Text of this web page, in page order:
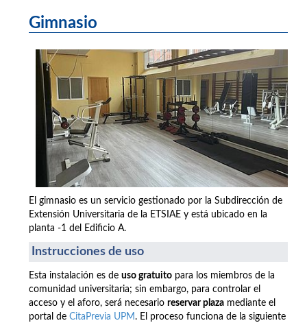
Gimnasio
El gimnasio es un servicio gestionado por la Subdirección de
Extensión Universitaria de la ETSIAE y está ubicado en la
planta -1 del Edificio A.
Instrucciones de uso
Esta instalación es de uso gratuito para los miembros de la
comunidad universitaria; sin embargo, para controlar el
acceso y el aforo, será necesario reservar plaza mediante el
portal de CitaPrevia UPM. El proceso funciona de la siguiente